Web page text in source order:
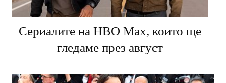
Сериалите на HBO Max, които ще
гледаме през август